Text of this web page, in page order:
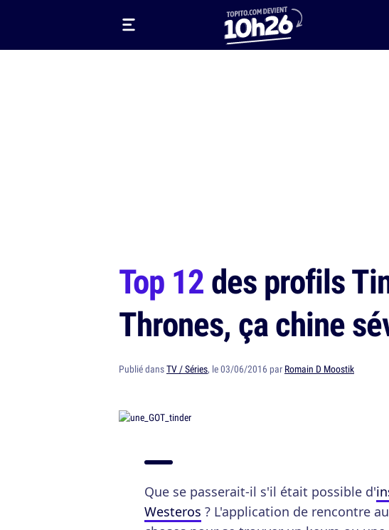
Top 12des profils
Thrones, ça chine
Publié dansTV / Séries, le 03/06/2016 par Romain D Moostik
Que se passerait-il s'il était possible d'
Westeros ? L'application de rencontre